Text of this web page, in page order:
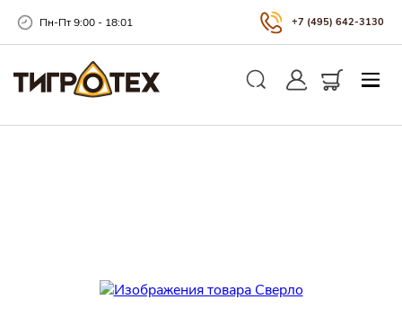
Пн-Пт 9:00 - 18:01 +7 (495) 642-3130